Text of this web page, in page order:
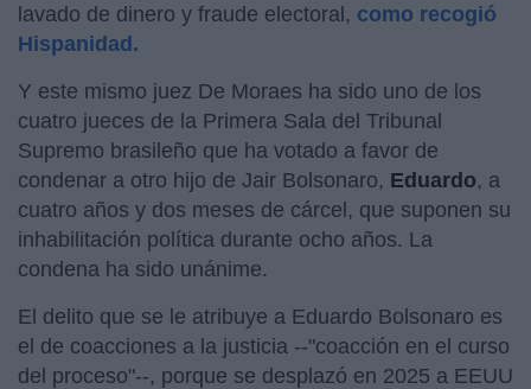
lavado de dinero y fraude electoral, como recogió
Hispanidad.
Y este mismo juez De Moraes ha sido uno de los
cuatro jueces de la Primera Sala del Tribunal
Supremo brasileño que ha votado a favor de
condenar a otro hijo de Jair Bolsonaro, Eduardo, a
cuatro años y dos meses de cárcel, que suponen su
inhabilitación política durante ocho años. La
condena ha sido unánime.
El delito que se le atribuye a Eduardo Bolsonaro es
el de coacciones a la justicia --"coacción en el curso
del proceso"--, porque se desplazó en 2025 a EEUU